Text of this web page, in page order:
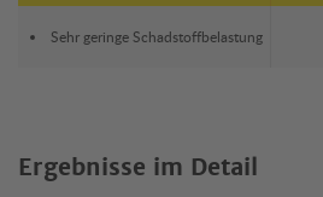
Sehr geringe Schadstoffbelastung
Ergebnisse im Detail